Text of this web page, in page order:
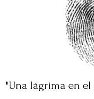
"Una lágrima en